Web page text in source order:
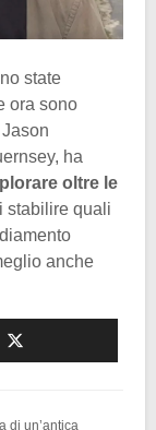
state
ora sono
ha
oltre le
stabilire quali
anche
di un’antica